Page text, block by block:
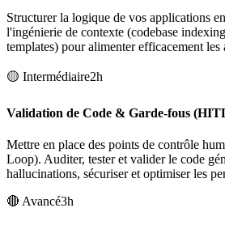
Structurer la logique de vos applications
l'ingénierie de contexte (codebase
templates) pour alimenter efficacement les
🟡 Intermédiaire2h
Validation de Code & Garde-fous
Mettre en place des points de contrôle
Loop). Auditer, tester et valider le code
hallucinations, sécuriser et optimiser les
🔴 Avancé3h